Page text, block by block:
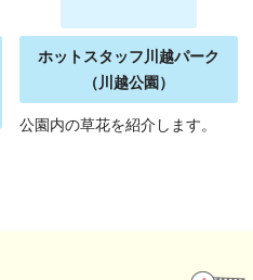
ホットスタッフ川越パーク
（川越公園）
公園内の草花を紹介します。